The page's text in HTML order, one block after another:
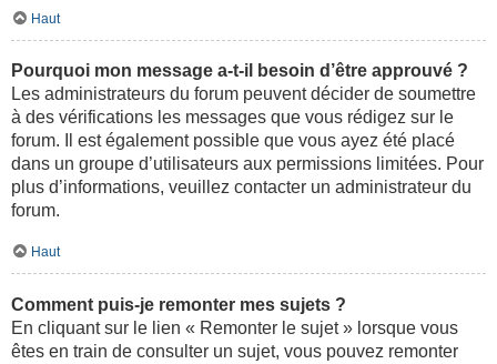
Haut
Pourquoi mon message a-t-il besoin d’être approuvé ?
Les administrateurs du forum peuvent décider de soumettre
à des vérifications les messages que vous rédigez sur le
forum. Il est également possible que vous ayez été placé
dans un groupe d’utilisateurs aux permissions limitées. Pour
plus d’informations, veuillez contacter un administrateur du
forum.
Haut
Comment puis-je remonter mes sujets ?
En cliquant sur le lien « Remonter le sujet » lorsque vous
êtes en train de consulter un sujet, vous pouvez remonter